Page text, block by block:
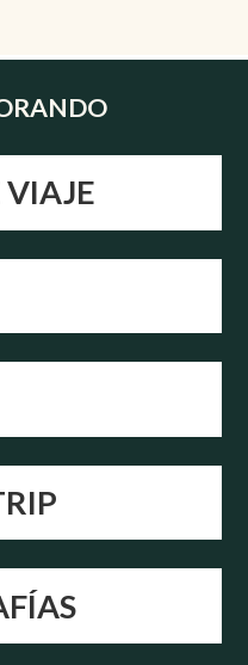
VIAJE